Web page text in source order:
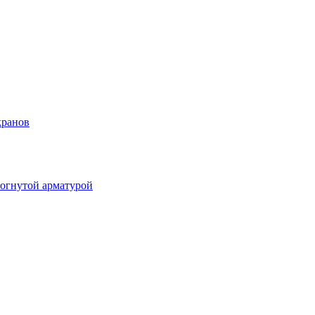
арматурой